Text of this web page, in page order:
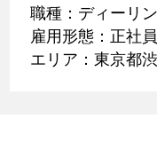
職種：ディーリ
雇用形態：正社員
エリア：東京都